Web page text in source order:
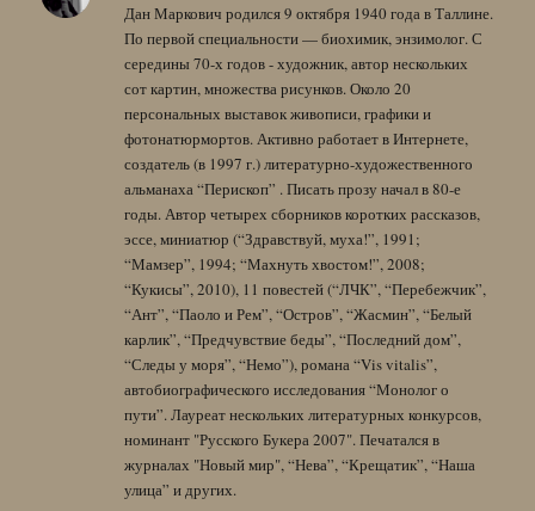
Дан Маркович родился 9 октября 1940 года в Таллине.
По первой специальности — биохимик, энзимолог. С
середины 70-х годов - художник, автор нескольких
сот картин, множества рисунков. Около 20
персональных выставок живописи, графики и
фотонатюрмортов. Активно работает в Интернете,
создатель (в 1997 г.) литературно-художественного
альманаха “Перископ” . Писать прозу начал в 80-е
годы. Автор четырех сборников коротких рассказов,
эссе, миниатюр (“Здравствуй, муха!”, 1991;
“Мамзер”, 1994; “Махнуть хвостом!”, 2008;
“Кукисы”, 2010), 11 повестей (“ЛЧК”, “Перебежчик”,
“Ант”, “Паоло и Рем”, “Остров”, “Жасмин”, “Белый
карлик”, “Предчувствие беды”, “Последний дом”,
“Следы у моря”, “Немо”), романа “Vis vitalis”,
автобиографического исследования “Монолог о
пути”. Лауреат нескольких литературных конкурсов,
номинант "Русского Букера 2007". Печатался в
журналах "Новый мир", “Нева”, “Крещатик”, “Наша
улица” и других.